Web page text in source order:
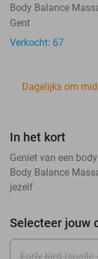
Body Balance
Gent
Verkocht: 67
Dagelijks om
In het kort
Geniet van een
Body Balance
jezelf
Selecteer jouw
Early bird (snelle